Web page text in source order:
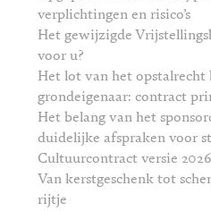
verplichtingen en risico’s
Het gewijzigde
voor u?
Het lot van het opstalrecht
grondeigenaar: contract
Het belang van het
duidelijke afspraken voor
Cultuurcontract versie 2026
Van kerstgeschenk tot
rijtje